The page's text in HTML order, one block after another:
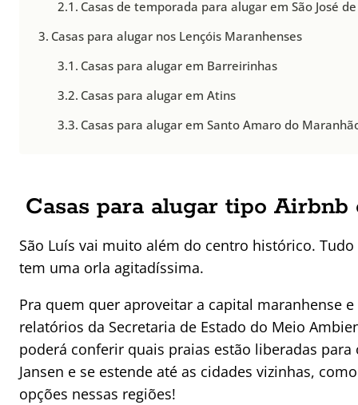
Casas de temporada para alugar em São José
Casas para alugar nos Lençóis Maranhenses
Casas para alugar em Barreirinhas
Casas para alugar em Atins
Casas para alugar em Santo Amaro do
Casas para alugar tipo Airbnb
São Luís vai muito além do centro histórico.
tem uma orla agitadíssima.
Pra quem quer aproveitar a capital maranhense
relatórios da Secretaria de Estado do Meio
poderá conferir quais praias estão liberadas
Jansen e se estende até as cidades vizinhas,
opções nessas regiões!